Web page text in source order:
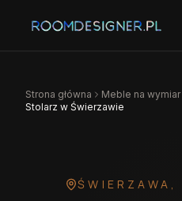
Strona główna Meble na wymiar
Stolarz w Świerzawie
ŚWIERZAWA ,